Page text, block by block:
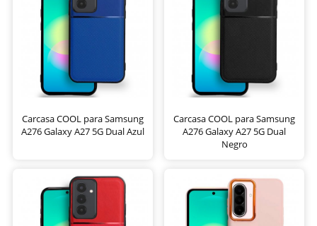
Carcasa COOL para Samsung
A276 Galaxy A27 5G Dual Azul
Carcasa COOL para Samsung
A276 Galaxy A27 5G Dual
Negro